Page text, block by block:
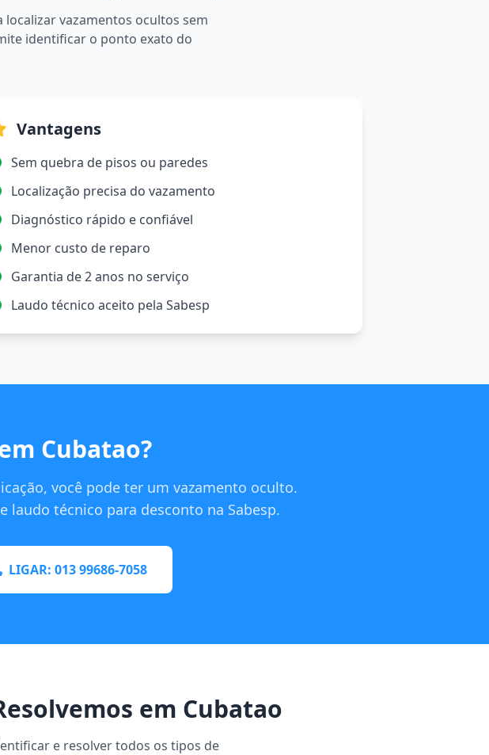
vazamentos ocultos sem
identificar o ponto exato do
Vantagens
Sem quebra de pisos ou paredes
Localização precisa do vazamento
Diagnóstico rápido e confiável
Menor custo de reparo
Garantia de 2 anos no serviço
Laudo técnico aceito pela Sabesp
Cubatao?
você pode ter um vazamento oculto.
laudo técnico para desconto na Sabesp.
LIGAR: 013 99686-7058
em Cubatao
e resolver todos os tipos de